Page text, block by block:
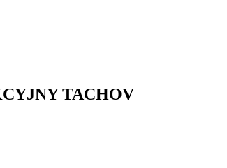
TACHOV